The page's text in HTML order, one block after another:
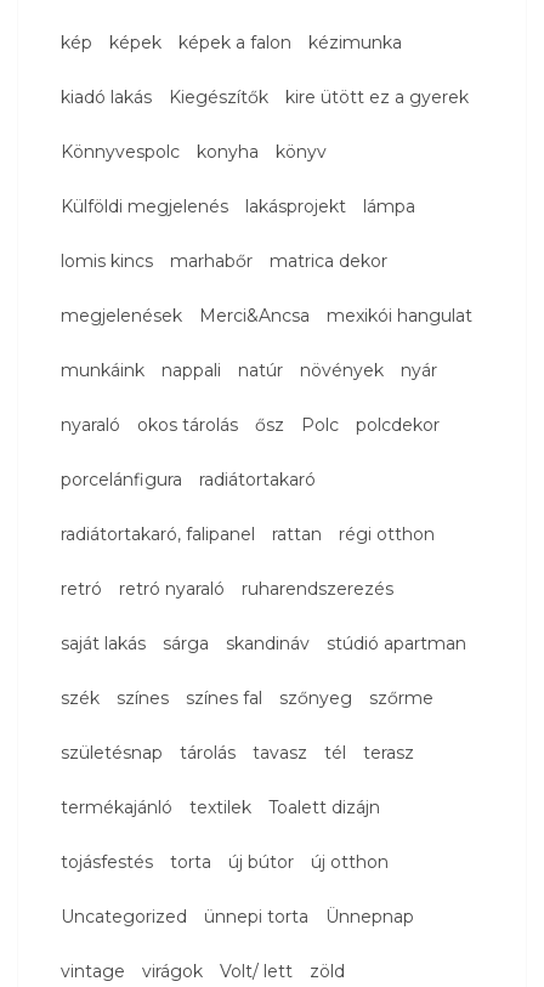
kép képek képek a falon kézimunka
kiadó lakás Kiegészítők kire ütött ez a gyerek
Könnyvespolc konyha könyv
Külföldi megjelenés lakásprojekt lámpa
lomis kincs marhabőr matrica dekor
megjelenések Merci&Ancsa mexikói hangulat
munkáink nappali natúr növények nyár
nyaraló okos tárolás ősz Polc polcdekor
porcelánfigura radiátortakaró
radiátortakaró, falipanel rattan régi otthon
retró retró nyaraló ruharendszerezés
saját lakás sárga skandináv stúdió apartman
szék színes színes fal szőnyeg szőrme
születésnap tárolás tavasz tél terasz
termékajánló textilek Toalett dizájn
tojásfestés torta új bútor új otthon
Uncategorized ünnepi torta Ünnepnap
vintage virágok Volt/ lett zöld